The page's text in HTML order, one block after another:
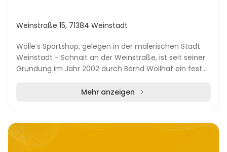
Weinstraße 15, 71384 Weinstadt
Wölle’s Sportshop, gelegen in der malerischen Stadt
Weinstadt - Schnait an der Weinstraße, ist seit seiner
Gründung im Jahr 2002 durch Bernd Wöllhaf ein fester
Mehr anzeigen